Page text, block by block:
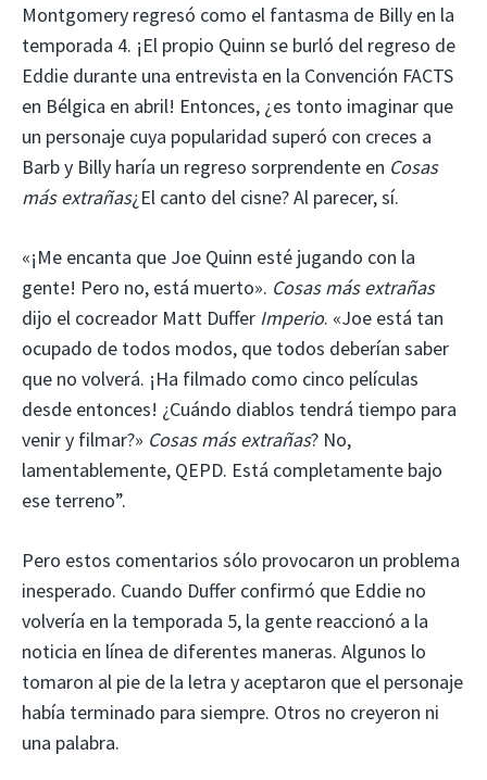
Montgomery regresó como el fantasma de Billy en la
temporada 4. ¡El propio Quinn se burló del regreso de
Eddie durante una entrevista en la Convención FACTS
en Bélgica en abril! Entonces, ¿es tonto imaginar que
un personaje cuya popularidad superó con creces a
Barb y Billy haría un regreso sorprendente en Cosas
más extrañas¿El canto del cisne? Al parecer, sí.
«¡Me encanta que Joe Quinn esté jugando con la
gente! Pero no, está muerto». Cosas más extrañas
dijo el cocreador Matt Duffer Imperio. «Joe está tan
ocupado de todos modos, que todos deberían saber
que no volverá. ¡Ha filmado como cinco películas
desde entonces! ¿Cuándo diablos tendrá tiempo para
venir y filmar?» Cosas más extrañas? No,
lamentablemente, QEPD. Está completamente bajo
ese terreno”.
Pero estos comentarios sólo provocaron un problema
inesperado. Cuando Duffer confirmó que Eddie no
volvería en la temporada 5, la gente reaccionó a la
noticia en línea de diferentes maneras. Algunos lo
tomaron al pie de la letra y aceptaron que el personaje
había terminado para siempre. Otros no creyeron ni
una palabra.